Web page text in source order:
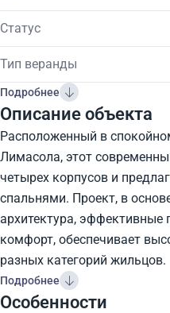
Статус
Тип веранды
Подробнее
Описание объекта
Расположенный в
Лимасола, этот
четырех корпусов и
спальнями. Проект, в
архитектура, эффективные
комфорт, обеспечивает
разных категорий жильцов.
Подробнее
Особенности